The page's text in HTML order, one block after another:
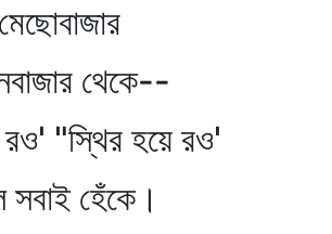
থেকে--
রও' "স্থির হয়ে রও'
হেঁকে।